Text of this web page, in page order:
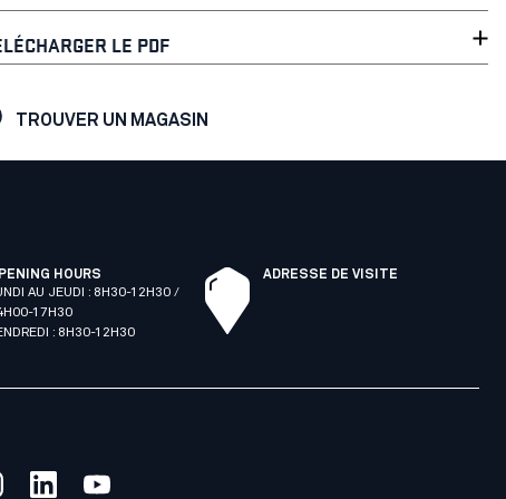
LE PDF
TROUVER UN MAGASIN
HOURS
AU JEUDI : 8H30-12H30 /
17H30
: 8H30-12H30
ADRESSE DE VISITE